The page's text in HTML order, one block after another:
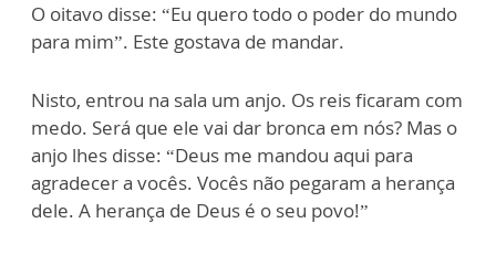
O oitavo disse: “Eu quero todo o poder do mundo
para mim”. Este gostava de mandar.
Nisto, entrou na sala um anjo. Os reis ficaram com
medo. Será que ele vai dar bronca em nós? Mas o
anjo lhes disse: “Deus me mandou aqui para
agradecer a vocês. Vocês não pegaram a herança
dele. A herança de Deus é o seu povo!”